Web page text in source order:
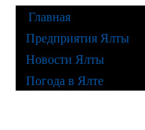
Главная
Предприятия Ялты
Новости Ялты
Погода в Ялте